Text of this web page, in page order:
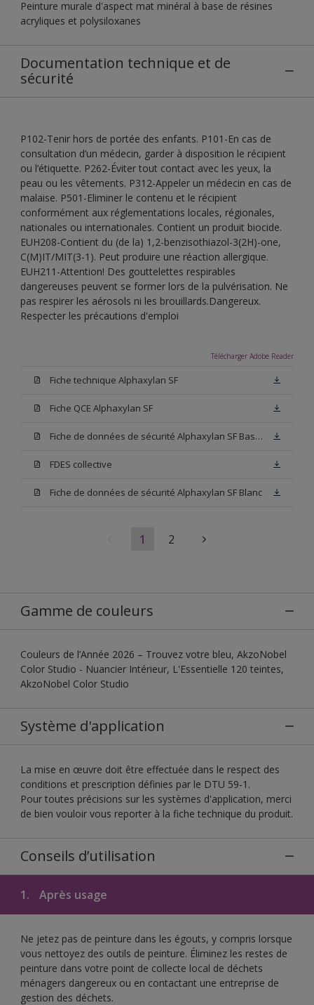
Peinture murale d'aspect mat minéral à base de résines
acryliques et polysiloxanes
Documentation technique et de
sécurité
P102-Tenir hors de portée des enfants. P101-En cas de
consultation d’un médecin, garder à disposition le récipient
ou l’étiquette. P262-Éviter tout contact avec les yeux, la
peau ou les vêtements. P312-Appeler un médecin en cas de
malaise. P501-Eliminer le contenu et le récipient
conformément aux réglementations locales, régionales,
nationales ou internationales. Contient un produit biocide.
EUH208-Contient du (de la) 1,2-benzisothiazol-3(2H)-one,
C(M)IT/MIT(3-1). Peut produire une réaction allergique.
EUH211-Attention! Des gouttelettes respirables
dangereuses peuvent se former lors de la pulvérisation. Ne
pas respirer les aérosols ni les brouillards.Dangereux.
Respecter les précautions d'emploi
Télécharger Adobe Reader
Fiche technique Alphaxylan SF
Fiche QCE Alphaxylan SF
Fiche de données de sécurité Alphaxylan SF Base W05
FDES collective
Fiche de données de sécurité Alphaxylan SF Blanc
1 2
Gamme de couleurs
Couleurs de l’Année 2026 – Trouvez votre bleu, AkzoNobel
Color Studio - Nuancier Intérieur, L'Essentielle 120 teintes,
AkzoNobel Color Studio
Système d'application
La mise en œuvre doit être effectuée dans le respect des
conditions et prescription définies par le DTU 59-1.
Pour toutes précisions sur les systèmes d'application, merci
de bien vouloir vous reporter à la fiche technique du produit.
Conseils d’utilisation
1. Après usage
Ne jetez pas de peinture dans les égouts, y compris lorsque
vous nettoyez des outils de peinture. Éliminez les restes de
peinture dans votre point de collecte local de déchets
ménagers dangereux ou en contactant une entreprise de
gestion des déchets.